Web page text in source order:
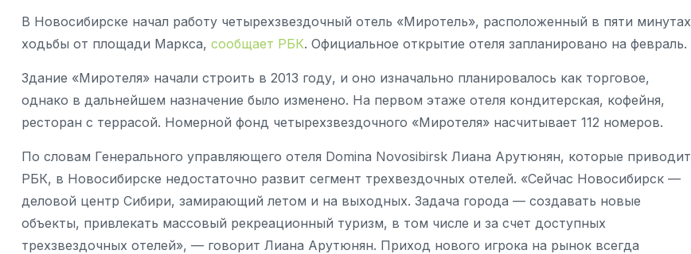
В Новосибирске начал работу четырехзвездочный отель «Миротель», расположенный в пяти минутах
ходьбы от площади Маркса, сообщает РБК. Официальное открытие отеля запланировано на февраль.
Здание «Миротеля» начали строить в 2013 году, и оно изначально планировалось как торговое,
однако в дальнейшем назначение было изменено. На первом этаже отеля кондитерская, кофейня,
ресторан с террасой. Номерной фонд четырехзвездочного «Миротеля» насчитывает 112 номеров.
По словам Генерального управляющего отеля Domina Novosibirsk Лиана Арутюнян, которые приводит
РБК, в Новосибирске недостаточно развит сегмент трехвездочных отелей. «Сейчас Новосибирск —
деловой центр Сибири, замирающий летом и на выходных. Задача города — создавать новые
объекты, привлекать массовый рекреационный туризм, в том числе и за счет доступных
трехзвездочных отелей», — говорит Лиана Арутюнян. Приход нового игрока на рынок всегда